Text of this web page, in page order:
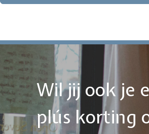
Wil jij ook je
plús korting